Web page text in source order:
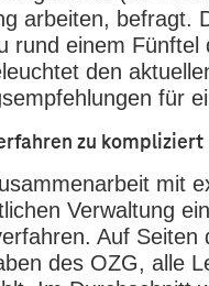
arbeiten, befragt.
rund einem
den
für
zu kompliziert
mit
Verwaltung
Auf
des OZG, alle